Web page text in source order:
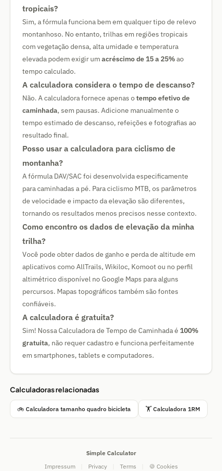
tropicais?
Sim, a fórmula funciona bem em qualquer tipo de relevo
montanhoso. No entanto, trilhas em regiões tropicais
com vegetação densa, alta umidade e temperatura
elevada podem exigir um acréscimo de 15 a 25%ao
tempo calculado.
A calculadora considera o tempo de descanso?
Não. A calculadora fornece apenas otempo efetivo de
caminhada, sem pausas. Adicione manualmente o
tempo estimado de descanso, refeições e fotografias ao
resultado final.
Posso usar a calculadora para ciclismo de
montanha?
A fórmula DAV/SAC foi desenvolvida especificamente
para caminhadas a pé. Para ciclismo MTB, os parâmetros
de velocidade e impacto da elevação são diferentes,
tornando os resultados menos precisos nesse contexto.
Como encontro os dados de elevação da minha
trilha?
Você pode obter dados de ganho e perda de altitude em
aplicativos como AllTrails, Wikiloc, Komoot ou no perfil
altimétrico disponível no Google Maps para alguns
percursos. Mapas topográficos também são fontes
confiáveis.
A calculadora é gratuita?
Sim! Nossa Calculadora de Tempo de Caminhada é 100%
gratuita, não requer cadastro e funciona perfeitamente
em smartphones, tablets e computadores.
Calculadoras relacionadas
🚲 Calculadora tamanho quadro bicicleta 🏋 Calculadora 1RM
Simple Calculator
Impressum
Privacy Terms
🍪 Cookies